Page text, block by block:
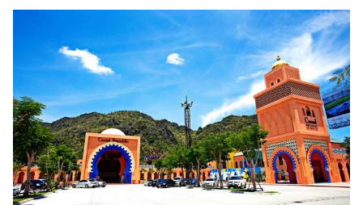
เลข
ออนไลน์
ติดต่อ
โฆษณา
แจ้ง
ปัญหา